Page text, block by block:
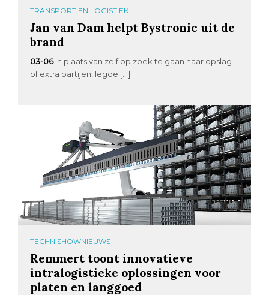
TRANSPORT EN LOGISTIEK
Jan van Dam helpt Bystronic uit de
brand
03-06 In plaats van zelf op zoek te gaan naar opslag
of extra partijen, legde […]
TECHNISHOWNIEUWS
Remmert toont innovatieve
intralogistieke oplossingen voor
platen en langgoed